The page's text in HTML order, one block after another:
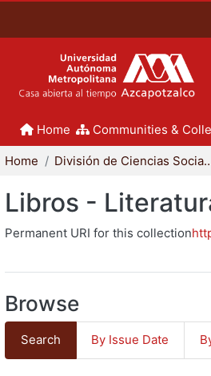
Home Communities &
Home División de Ciencias
Libros -
Permanent URI for this collection
Browse
Search By Issue Date